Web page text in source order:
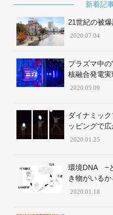
新着記
21世紀の被
2020.07.04
プラズマ中
核融合発電
2020.05.09
ダイナミッ
ッピングで
2020.01.25
環境DNA −
き物がいる
2020.01.18